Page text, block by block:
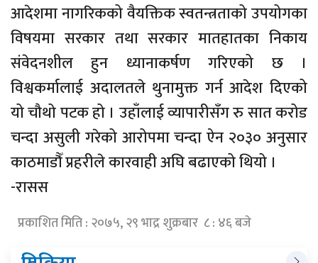
आदेशमा नागरिकको वैयक्तिक स्वतन्त्रताको उपयोगका
विषयमा सरकार तथा सरकार मातहातका निकाय
संवेदनशील हुन ध्यानाकर्षण गरिएको छ ।
विश्वकर्मालाई अदालतले थुनामुक्त गर्न आदेश दिएको
यो चौथो पटक हो । उहाँलाई व्यापारीसँग रु सात करोड
चन्दा असुली गरेको आरोपमा चन्दा ऐन २०३० अनुसार
काठमाडौँ प्रहरीले कारवाही अघि बढाएको थियो ।
-रासस
प्रकाशित मिति : २०७५, २९ भाद्र शुक्रबार ८ : ४६ बजे